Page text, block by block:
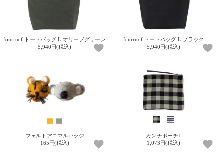
fourruof トートバッグ L オリーブグリーン
5,940円(税込)
fourruof トートバッグ L ブラック
5,940円(税込)
フェルトアニマルバッジ
165円(税込)
カンナポーチL
1,073円(税込)